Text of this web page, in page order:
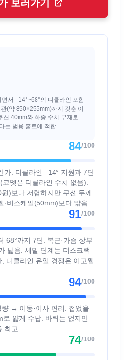
보러가기
서 –14°~68°의 디클라인 포함
(약 850×255mm)까지 갖춘 이
션 40mm와 하중 수치 부재로
는 범용 홈트에 적합.
84/100
가. 디클라인 –14° 지원과 7단
코멧은 디클라인 수치 없음).
)보다 저렴하지만 쿠션 두께
·비스케일(50mm)보다 얇음.
91/100
68°까지 7단. 복근·가슴 상부
넓음. 세밀 단계는 더스크랙
디클라인 유일 경쟁은 이고웰
94/100
량 → 이동·이사 편리. 접었을
로 얇게 수납. 바퀴는 없지만
최고.
74/100